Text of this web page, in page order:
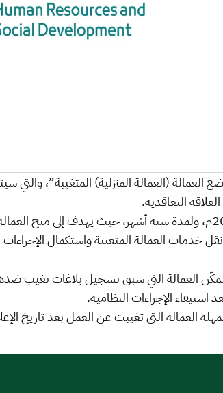
العمالة (العمالة المنزلية) المتغيبة”،
التعاقدية.
ويبدأ التمديد اعتبارًا من 20 جمادى الأولى 1447هـ الموافق 11 نوفمبر
خدمات العمالة المتغيبة واستكمال
العمالة التي سبق تسجيل بلاغات تغيب
الإجراءات النظامية.
العمالة التي تغيبت عن العمل بعد تاريخ